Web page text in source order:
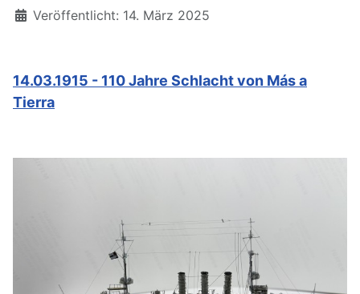
Details
Veröffentlicht: 14. März 2025
14.03.1915 - 110 Jahre Schlacht von Más a
Tierra